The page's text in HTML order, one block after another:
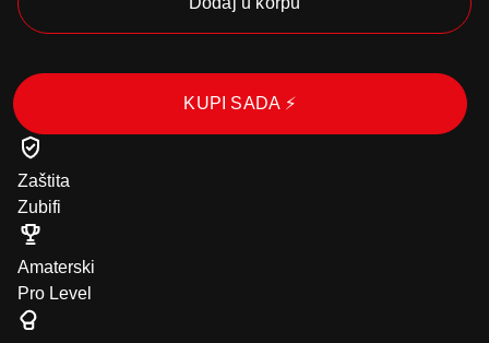
KUPI SADA ⚡
Zaštita
Zubifi
Amaterski
Pro Level